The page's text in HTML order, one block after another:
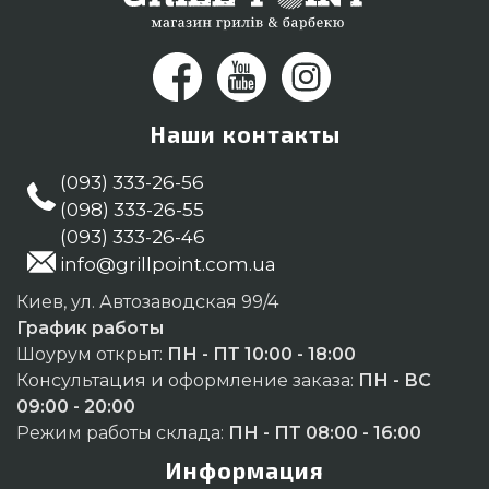
Наши контакты
(093) 333-26-56
(098) 333-26-55
(093) 333-26-46
info@grillpoint.com.ua
Киев, ул. Автозаводская 99/4
График работы
Шоурум открыт: ПН - ПТ 10:00 - 18:00
Консультация и оформление заказа: ПН - ВС
09:00 - 20:00
Режим работы склада: ПН - ПТ 08:00 - 16:00
Информация